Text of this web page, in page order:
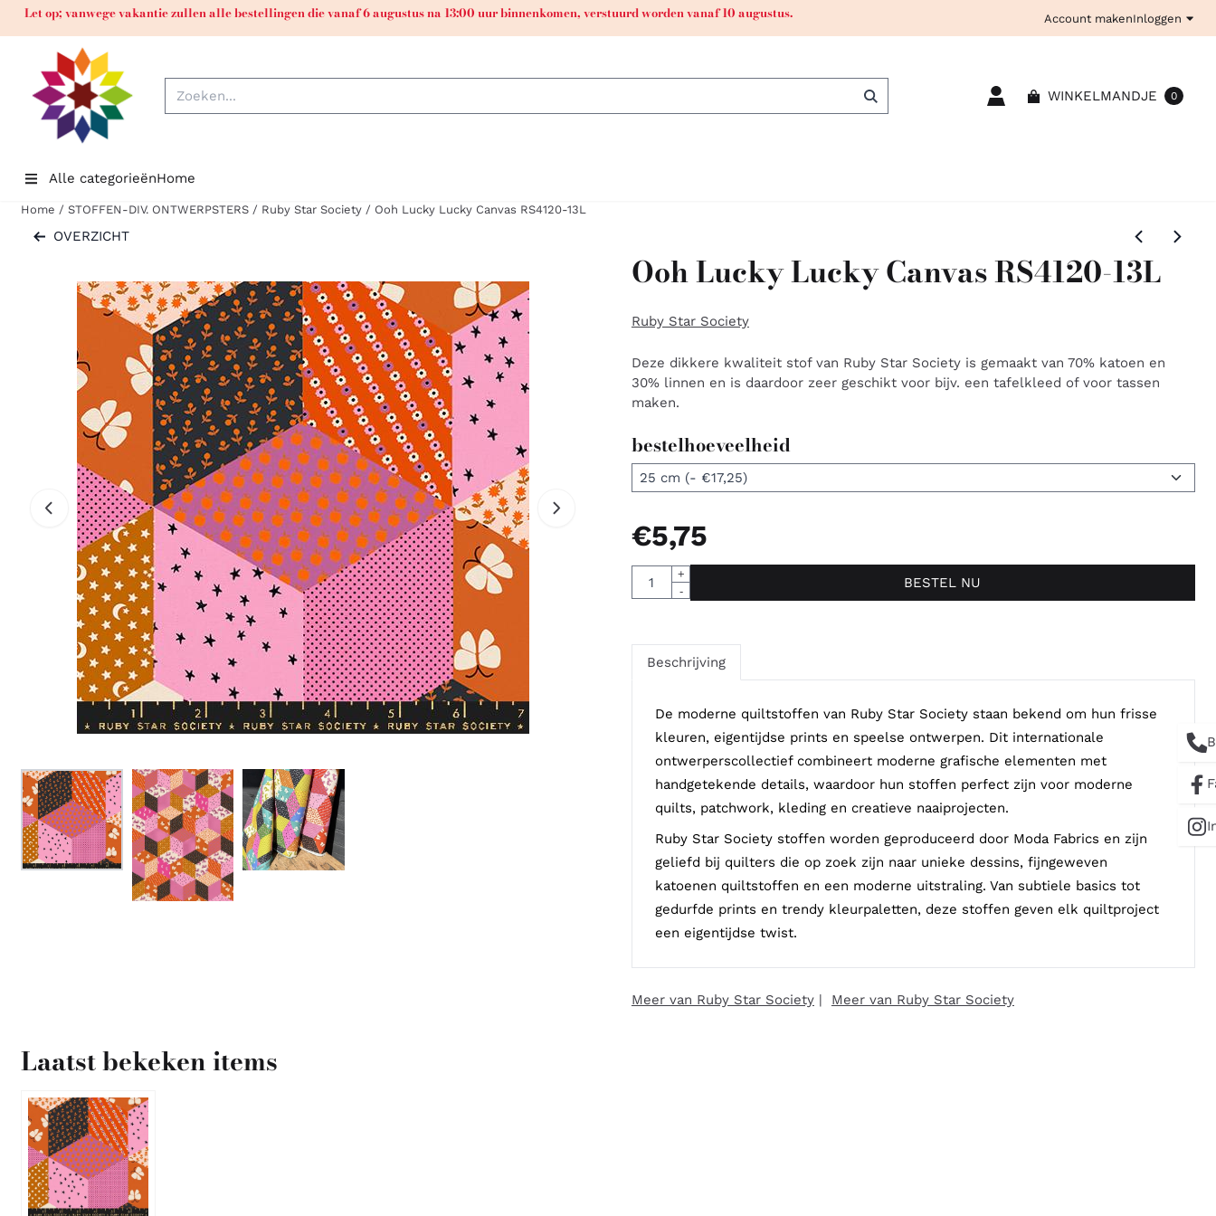
Cookievoorkeuren zijn momenteel gesloten.
Let op; vanwege vakantie zullen alle bestellingen die vanaf 6 augustus na 13:00 uur binnenkomen, verstuurd worden vanaf 10 augustus. Account makenInloggen
Zoeken
WINKELMANDJE 0
Alle categorieënHome
Home / STOFFEN-DIV. ONTWERPSTERS / Ruby Star Society / Ooh Lucky Lucky Canvas RS4120-13L
OVERZICHT
Ooh Lucky Lucky Canvas RS4120-13L
Ruby Star Society
Deze dikkere kwaliteit stof van Ruby Star Society is gemaakt van 70% katoen en
30% linnen en is daardoor zeer geschikt voor bijv. een tafelkleed of voor tassen
maken.
bestelhoeveelheid
€5,75
Aantal
+
-
BESTEL NU
Beschrijving
De moderne quiltstoffen van Ruby Star Society staan bekend om hun frisse
kleuren, eigentijdse prints en speelse ontwerpen. Dit internationale
ontwerperscollectief combineert moderne grafische elementen met
handgetekende details, waardoor hun stoffen perfect zijn voor moderne
quilts, patchwork, kleding en creatieve naaiprojecten.
Ruby Star Society stoffen worden geproduceerd door Moda Fabrics en zijn
geliefd bij quilters die op zoek zijn naar unieke dessins, fijngeweven
katoenen quiltstoffen en een moderne uitstraling. Van subtiele basics tot
gedurfde prints en trendy kleurpaletten, deze stoffen geven elk quiltproject
een eigentijdse twist.
Meer van Ruby Star Society| Meer van Ruby Star Society
Laatst bekeken items